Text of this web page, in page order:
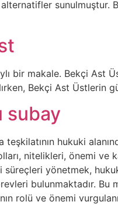
sunulmuştur.
bir makale. Bekçi Ast
Bekçi Ast Üstlerin
subay
teşkilatının hukuki
nitelikleri, önemi ve
yönetmek,
bulunmaktadır. Bu
rolü ve önemi